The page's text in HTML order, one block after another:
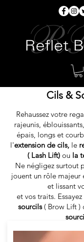
Cils &
Rehaussez votre
rajeunis,
épais, longs et
l'extension de cils, le
( Lash Lift) ou la
Ne négligez surtout
jouent un rôle majeur
et lissant
et vos traits. Essayez
sourcils( Brow Lift )